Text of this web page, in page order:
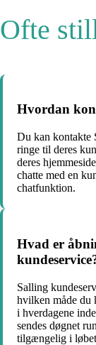
Ofte
Hvordan
Du kan kontakte
ringe til deres
deres
chatte med en
chatfunktion.
Hvad er
Salling
hvilken måde du
i hverdagene
sendes døgnet
tilgængelig i